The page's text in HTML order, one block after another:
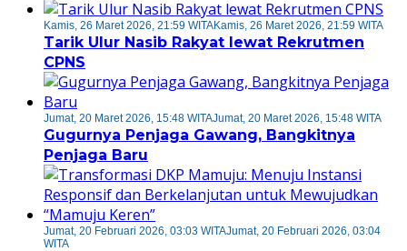
Kamis, 26 Maret 2026, 21:59 WITAKamis, 26 Maret 2026, 21:59 WITA
Tarik Ulur Nasib Rakyat lewat Rekrutmen
CPNS
Jumat, 20 Maret 2026, 15:48 WITAJumat, 20 Maret 2026, 15:48 WITA
Gugurnya Penjaga Gawang, Bangkitnya
Penjaga Baru
Jumat, 20 Februari 2026, 03:03 WITAJumat, 20 Februari 2026, 03:04
WITA